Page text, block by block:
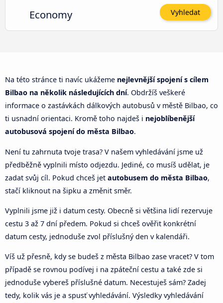
Economy Vyhledat
Na této stránce ti navíc ukážeme nejlevnější spojení s cílem
Bilbao na několik následujících dní. Obdržíš veškeré
informace o zastávkách dálkových autobusů v městě Bilbao, co
ti usnadní orientaci. Kromě toho najdeš i nejoblíbenější
autobusová spojení do města Bilbao.
Není tu zahrnuta tvoje trasa? V našem vyhledávání jsme už
předběžně vyplnili místo odjezdu. Jediné, co musíš udělat, je
zadat svůj cíl. Pokud chceš jet autobusem do města Bilbao,
stačí kliknout na šipku a změnit směr.
Vyplnili jsme již i datum cesty. Obecně si většina lidí rezervuje
cestu 3 až 7 dní předem. Pokud si chceš ověřit konkrétní
datum cesty, jednoduše zvol příslušný den v kalendáři.
Víš už přesně, kdy se budeš z města Bilbao zase vracet? V tom
případě se rovnou podívej i na zpáteční cestu a také zde si
jednoduše vybereš příslušné datum. Necestuješ sám? Zadej
tedy, kolik vás je a spusť vyhledávání. Výsledky vyhledávání